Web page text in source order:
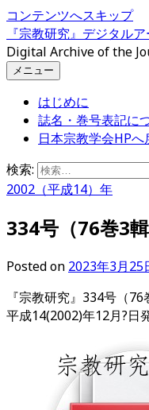
コンテンツへスキップ
『宗教研究』デジタル
Digital Archive of the
メニュー
はじめに
誌名・巻号表記に
日本宗教学会HPへ
検索:
2002（平成14）年
334号（76巻3輯
Postedon 2023年3月25
『宗教研究』334号（76
平成14(2002)年12月?日